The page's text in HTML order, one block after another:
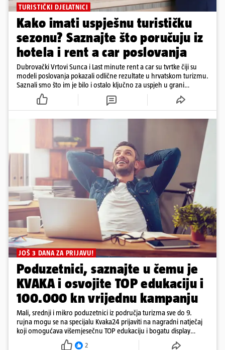
TURISTIČKI DJELATNICI
Kako imati uspješnu turističku
sezonu? Saznajte što poručuju iz
hotela i rent a car poslovanja
Dubrovački Vrtovi Sunca i Last minute rent a car su tvrtke čiji su
modeli poslovanja pokazali odlične rezultate u hrvatskom turizmu.
Saznali smo što im je bilo i ostalo ključno za uspjeh u grani
uslužnih djelatnosti
JOŠ 3 DANA ZA PRIJAVU!
Poduzetnici, saznajte u čemu je
KVAKA i osvojite TOP edukaciju i
100.000 kn vrijednu kampanju
Mali, srednji i mikro poduzetnici iz područja turizma sve do 9.
rujna mogu se na specijalu Kvaka24 prijaviti na nagradni natječaj
koji omogućava višemjesečnu TOP edukaciju i bogatu display
2